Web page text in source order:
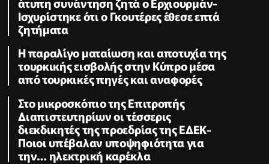
Ισχυρίστηκε ότι ο Γκουτέρες έθεσε επτά
ζητήματα
Η παραλίγο ματαίωση και αποτυχία της
τουρκικής εισβολής στην Κύπρο μέσα
από τουρκικές πηγές και αναφορές
Στο μικροσκόπιο της Επιτροπής
Διαπιστευτηρίων οι τέσσερις
διεκδικητές της προεδρίας της ΕΔΕΚ-
Ποιοι υπέβαλαν υποψηφιότητα για
την… ηλεκτρική καρέκλα